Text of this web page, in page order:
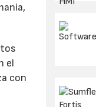
el
con